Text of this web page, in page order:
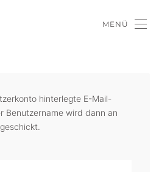
MENÜ
hinterlegte E-Mail-
Benutzername wird dann an